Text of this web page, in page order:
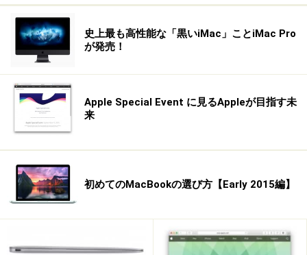
【編集部おすすめの購入サイト】
Amazonで人気の MAC 用品をチェック！
楽天市場で MAC の関連商品をチェック！
史上最も高性能な「黒いiMac」ことiMac Pro
が発売！
Apple Special Event に見るAppleが目指す未
来
初めてのMacBookの選び方【Early 2015編】